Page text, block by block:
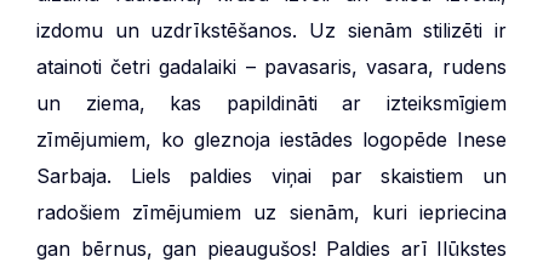
izdomu un uzdrīkstēšanos. Uz sienām stilizēti ir
atainoti četri gadalaiki – pavasaris, vasara, rudens
un ziema, kas papildināti ar izteiksmīgiem
zīmējumiem, ko gleznoja iestādes logopēde Inese
Sarbaja. Liels paldies viņai par skaistiem un
radošiem zīmējumiem uz sienām, kuri iepriecina
gan bērnus, gan pieaugušos! Paldies arī Ilūkstes